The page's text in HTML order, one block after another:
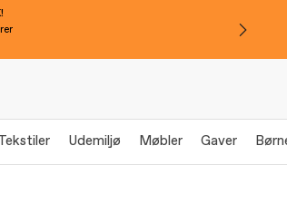
Udemiljø Møbler Gaver